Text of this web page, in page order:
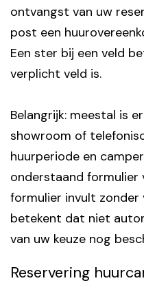
ontvangst van uw
post een
Een ster bij een veld
verplicht veld is.
Belangrijk: meestal is
showroom of
huurperiode en
onderstaand formulier
formulier invult
betekent dat niet
van uw keuze nog
Reservering